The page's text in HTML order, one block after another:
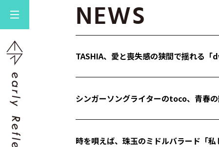
NEWS
TASHIA、愛と喪失感の狭間で揺れる「
シンガーソングライターのtoco、青春
時を唄えば、珠玉のミドルバラード「私